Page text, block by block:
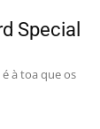
Special
à toa que os